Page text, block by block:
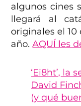
algunos cines
llegará al
originales el
año.AQUÍ les
‘Ei8ht’, la
David
(y qué